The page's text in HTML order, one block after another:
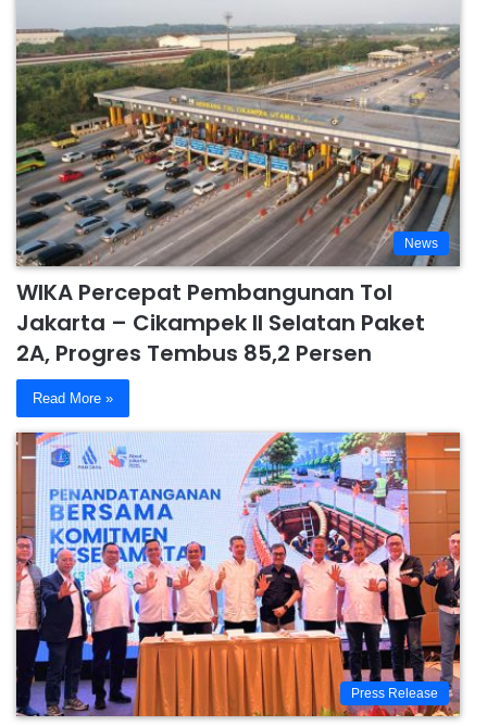
News
WIKA Percepat Pembangunan Tol
Jakarta – Cikampek II Selatan Paket
2A, Progres Tembus 85,2 Persen
Read More »
Press Release